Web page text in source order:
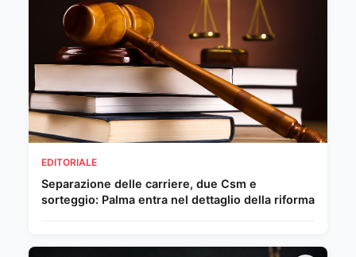
EDITORIALE
Separazione delle carriere, due Csm e
sorteggio: Palma entra nel dettaglio della riforma